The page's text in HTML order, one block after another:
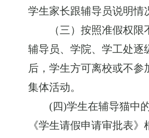
学生家长跟辅导员说明情
（三）按照准假权
辅导员、学院、学工处逐
后，学生方可离校或不参
集体活动。
(四)学生在辅导猫中
《学生请假申请审批表